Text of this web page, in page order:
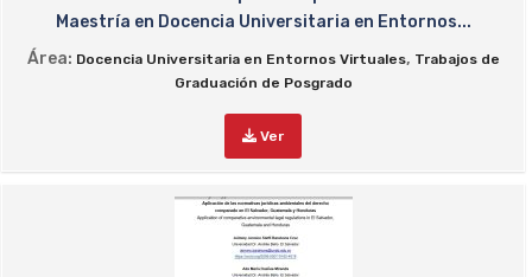
Maestría en Docencia Universitaria en Entornos...
Área: Docencia Universitaria en Entornos Virtuales, Trabajos de
Graduación de Posgrado
Ver